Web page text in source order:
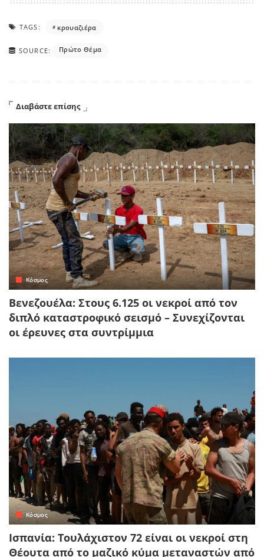
TAGS: κρουαζιέρα
SOURCE: Πρώτο Θέμα
Διαβάστε επίσης
Κόσμος
Βενεζουέλα: Στους 6.125 οι νεκροί από τον
διπλό καταστροφικό σεισμό – Συνεχίζονται
οι έρευνες στα συντρίμμια
Κόσμος
Ισπανία: Τουλάχιστον 72 είναι οι νεκροί στη
Θέουτα από το μαζικό κύμα μεταναστών από